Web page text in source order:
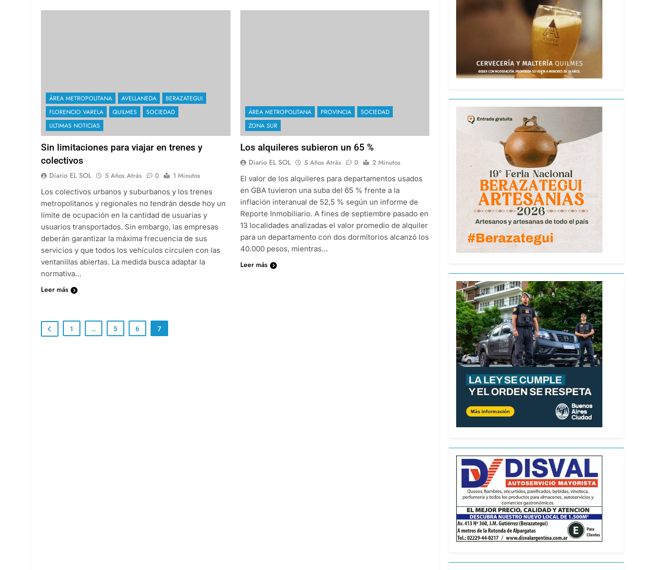
ÁREA METROPOLITANA AVELLANEDA
BERAZATEGUI
FLORENCIO VARELA
QUILMES
SOCIEDAD
ULTIMAS NOTICIAS
Sin limitaciones para viajar en trenes y
colectivos
Diario EL SOL 5 Años Atrás 0
1 Minutos
Los colectivos urbanos y suburbanos y los trenes
metropolitanos y regionales no tendrán desde hoy un
límite de ocupación en la cantidad de usuarias y
usuarios transportados. Sin embargo, las empresas
deberán garantizar la máxima frecuencia de sus
servicios y que todos los vehículos circulen con las
ventanillas abiertas. La medida busca adaptar la
normativa…
Leer más
ÁREA METROPOLITANA PROVINCIA
SOCIEDAD
ZONA SUR
Los alquileres subieron un 65 %
Diario EL SOL 5 Años Atrás 0
2 Minutos
El valor de los alquileres para departamentos usados
en GBA tuvieron una suba del 65 % frente a la
inflación interanual de 52,5 % según un informe de
Reporte Inmobiliario. A fines de septiembre pasado en
13 localidades analizadas el valor promedio de alquiler
para un departamento con dos dormitorios alcanzó los
40.000 pesos, mientras…
Leer más
1 … 5 6 7